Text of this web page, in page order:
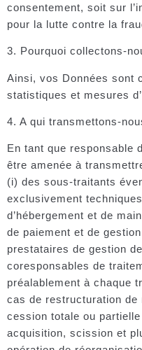
consentement, soit sur
pour la lutte contre la
3. Pourquoi collectons-
Ainsi, vos Données sont
statistiques et mesures
4. A qui transmettons-
En tant que responsable
être amenée à
(i) des sous-traitants
exclusivement
d’hébergement et de
de paiement et de
prestataires de gestion
coresponsables de
préalablement à chaque
cas de restructuration
cession totale ou
acquisition, scission et